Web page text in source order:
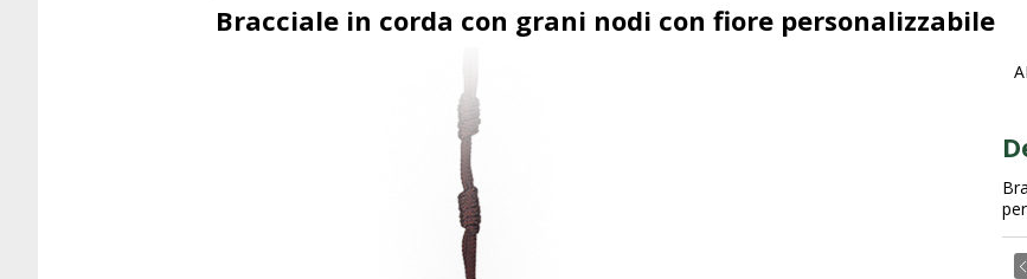
Bracciale in corda con grani nodi con fiore personalizzabile